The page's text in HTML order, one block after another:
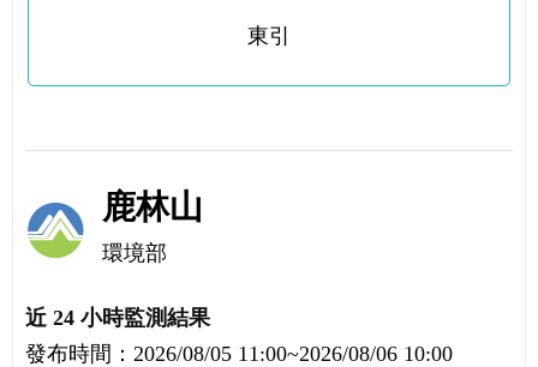
東引
鹿林山
環境部
近 24 小時監測結果
發布時間：2026/08/05 11:00~2026/08/06 10:00